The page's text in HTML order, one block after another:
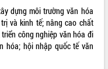
dựng môi trường văn hóa
và kinh tế; nâng cao chất
công nghiệp văn hóa đi
hóa; hội nhập quốc tế văn